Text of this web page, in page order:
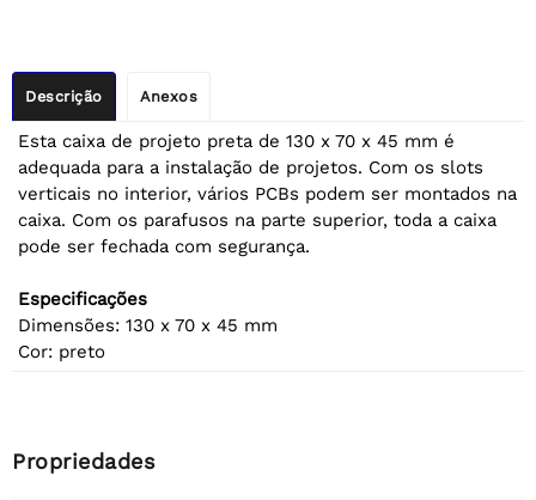
Descrição Anexos
Esta caixa de projeto preta de 130 x 70 x 45 mm é
adequada para a instalação de projetos. Com os slots
verticais no interior, vários PCBs podem ser montados na
caixa. Com os parafusos na parte superior, toda a caixa
pode ser fechada com segurança.
Especificações
Dimensões: 130 x 70 x 45 mm
Cor: preto
Propriedades